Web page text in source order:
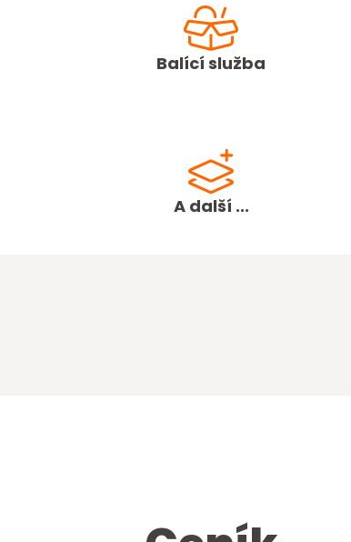
Balící služba
A další ...